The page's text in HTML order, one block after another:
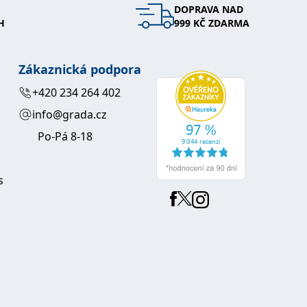
DOPRAVA NAD
999 KČ ZDARMA
Zákaznická podpora
+420 234 264 402
info@grada.cz
Po-Pá 8-18